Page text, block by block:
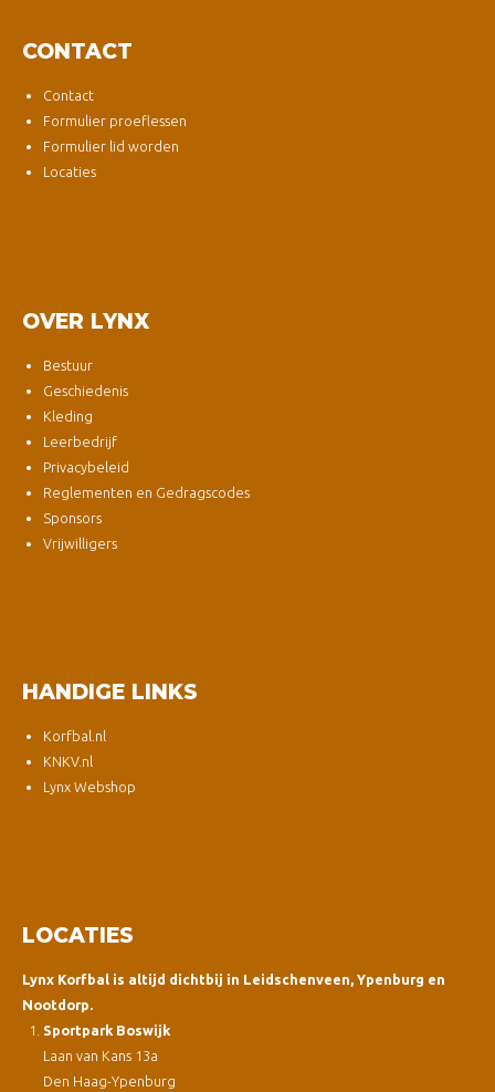
CONTACT
Contact
Formulier proeflessen
Formulier lid worden
Locaties
OVER LYNX
Bestuur
Geschiedenis
Kleding
Leerbedrijf
Privacybeleid
Reglementen en Gedragscodes
Sponsors
Vrijwilligers
HANDIGE LINKS
Korfbal.nl
KNKV.nl
Lynx Webshop
LOCATIES
Lynx Korfbal is altijd dichtbij in Leidschenveen, Ypenburg en
Nootdorp.
Sportpark Boswijk
Laan van Kans 13a
Den Haag-Ypenburg